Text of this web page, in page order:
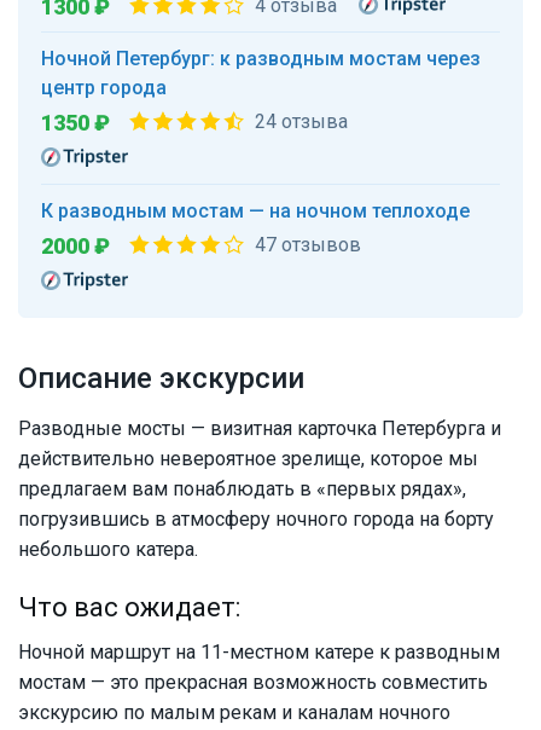
Описание экскурсии
Разводные мосты — визитная карточка Петербурга и
действительно невероятное зрелище, которое мы
предлагаем вам понаблюдать в «первых рядах»,
погрузившись в атмосферу ночного города на борту
небольшого катера.
Что вас ожидает:
Ночной маршрут на 11-местном катере к разводным
мостам — это прекрасная возможность совместить
экскурсию по малым рекам и каналам ночного
1300 ₽ 4 отзыва
Ночной Петербург: к разводным мостам через
центр города
1350 ₽ 24 отзыва
К разводным мостам — на ночном теплоходе
2000 ₽ 47 отзывов